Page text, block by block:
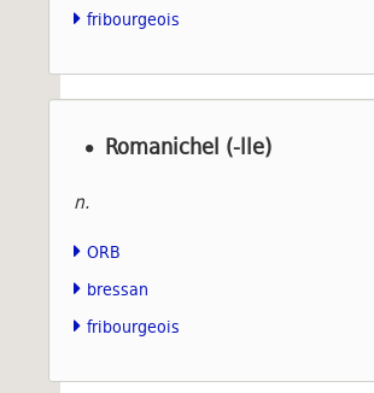
fribourgeois
Romanichel (-lle)
n.
ORB
bressan
fribourgeois